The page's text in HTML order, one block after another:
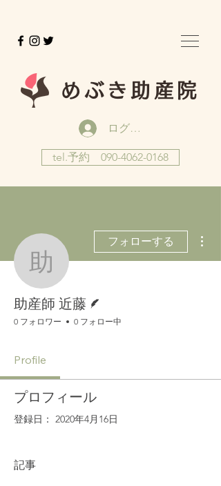
めぶき助産院
ログイン
tel.予約 090-4062-0168
助産師 近藤
フォローする
助産師 近藤
0 フォロワー 0 フォロー中
Profile
プロフィール
登録日： 2020年4月16日
記事